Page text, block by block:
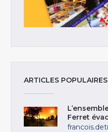
ARTICLES
Ferret